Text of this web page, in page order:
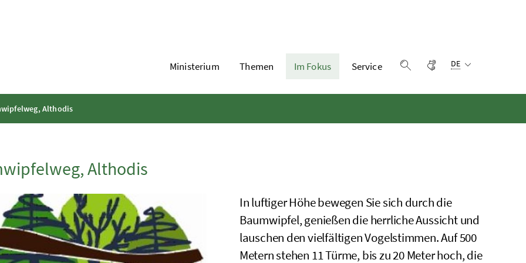
Ministerium Themen Im Fokus
Service
Gebärdensprache
DE
Althodis
Althodis
In luftiger Höhe bewegen Sie sich durch die
Baumwipfel, genießen die herrliche Aussicht und
lauschen den vielfältigen Vogelstimmen. Auf 500
Metern stehen 11 Türme, bis zu 20 Meter hoch, die